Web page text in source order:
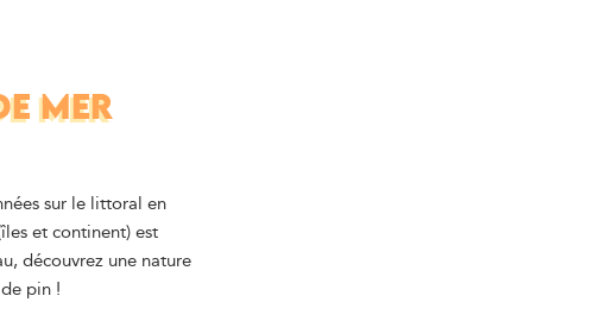
MER
sur le littoral en
et continent) est
découvrez une nature
pin !